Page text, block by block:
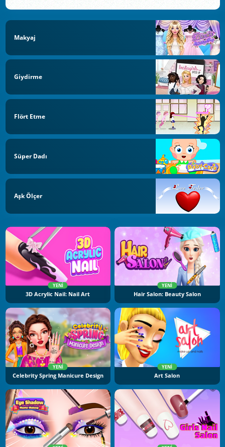
Makyaj
Giydirme
Flört Etme
Süper Dadı
Aşk Ölçer
YENI
3D Acrylic Nail: Nail Art
YENI
Hair Salon: Beauty Salon
YENI
Celebrity Spring Manicure Design
YENI
Art Salon